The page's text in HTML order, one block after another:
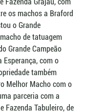
os machos a Braford
o Grande
de tatuagem
Grande Campeão
Esperança, com o
também
Melhor Macho com o
parceria com a
Fazenda Tabuleiro, de